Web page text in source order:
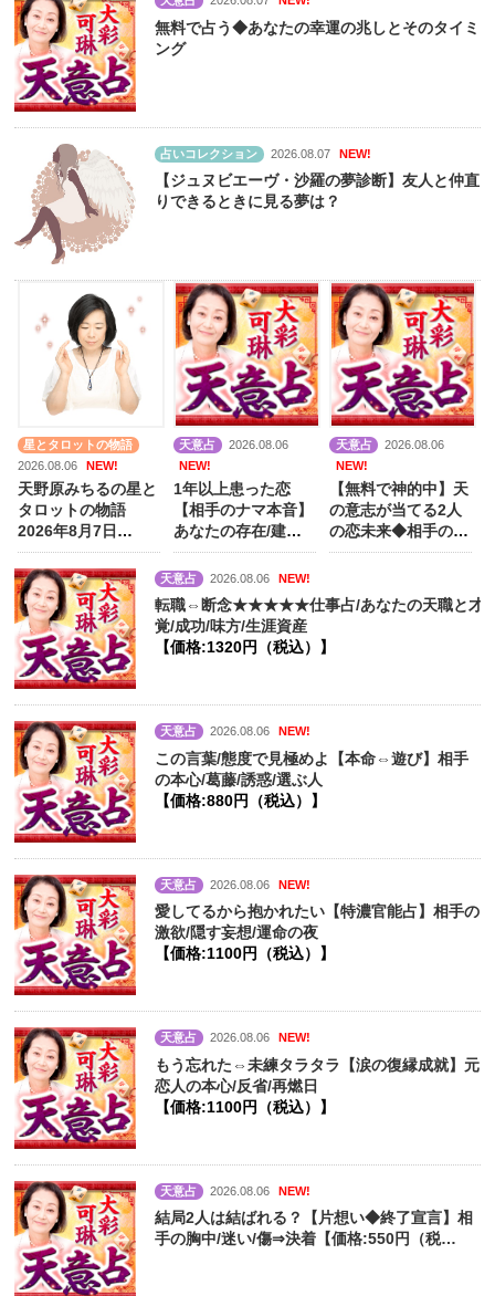
無料で占う◆あなたの幸運の兆しとそのタイミ
ング
占いコレクション 2026.08.07 NEW!
【ジュヌビエーヴ・沙羅の夢診断】友人と仲直
りできるときに見る夢は？
星とタロットの物語
2026.08.06
NEW!
天野原みちるの星と
タロットの物語
2026年8月7日
（金）～8月13日
（木）
天意占
2026.08.06
NEW!
1年以上患った恋
【相手のナマ本音】
あなたの存在/建前/
心に決めた人【価
格:990円（税込）】
天意占
2026.08.06
NEW!
【無料で神的中】天
の意志が当てる2人
の恋未来◆相手の本
音/隠す葛藤
天意占 2026.08.06 NEW!
転職⇔断念★★★★★仕事占/あなたの天職と才
覚/成功/味方/生涯資産
【価格:1320円（税込）】
天意占 2026.08.06 NEW!
この言葉/態度で見極めよ【本命⇔遊び】相手
の本心/葛藤/誘惑/選ぶ人
【価格:880円（税込）】
天意占 2026.08.06 NEW!
愛してるから抱かれたい【特濃官能占】相手の
激欲/隠す妄想/運命の夜
【価格:1100円（税込）】
天意占 2026.08.06 NEW!
もう忘れた⇔未練タラタラ【涙の復縁成就】元
恋人の本心/反省/再燃日
【価格:1100円（税込）】
天意占 2026.08.06 NEW!
結局2人は結ばれる？【片想い◆終了宣言】相
手の胸中/迷い/傷⇒決着【価格:550円（税